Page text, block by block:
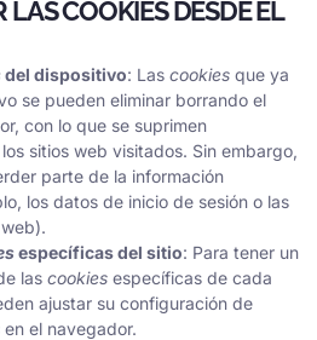
COOKIES DESDE EL
del dispositivo: Las cookies que ya
se pueden eliminar borrando el
con lo que se suprimen
sitios web visitados. Sin embargo,
parte de la información
los datos de inicio de sesión o las
específicas del sitio: Para tener un
las cookies específicas de cada
ajustar su configuración de
en el navegador.